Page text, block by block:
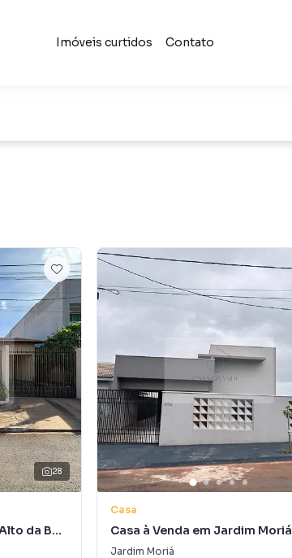
Imóveis curtidos Contato
28
da Boa
Casa
Casa à Venda em Jardim Moriá
Jardim Moriá